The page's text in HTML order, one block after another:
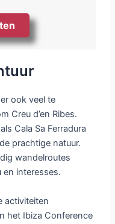
ook veel te
Creu d’en Ribes.
Cala Sa Ferradura
prachtige natuur.
wandelroutes
en interesses.
activiteiten
het Ibiza Conference